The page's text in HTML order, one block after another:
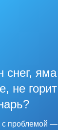
снег, яма
не горит
с проблемой —